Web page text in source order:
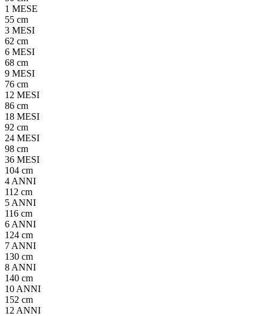
1 MESE
55 cm
3 MESI
62 cm
6 MESI
68 cm
9 MESI
76 cm
12 MESI
86 cm
18 MESI
92 cm
24 MESI
98 cm
36 MESI
104 cm
4 ANNI
112 cm
5 ANNI
116 cm
6 ANNI
124 cm
7 ANNI
130 cm
8 ANNI
140 cm
10 ANNI
152 cm
12 ANNI